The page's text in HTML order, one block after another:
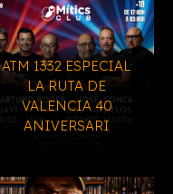
ATM 1332 ESPECIAL
LA RUTA DE
VALENCIA 40
ANIVERSARI